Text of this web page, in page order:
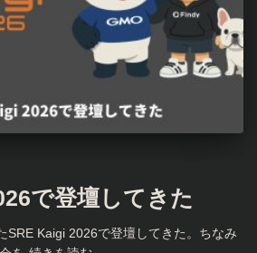
で登壇してきた
SRE Kaigi 2026で登壇してきた。ちなみ